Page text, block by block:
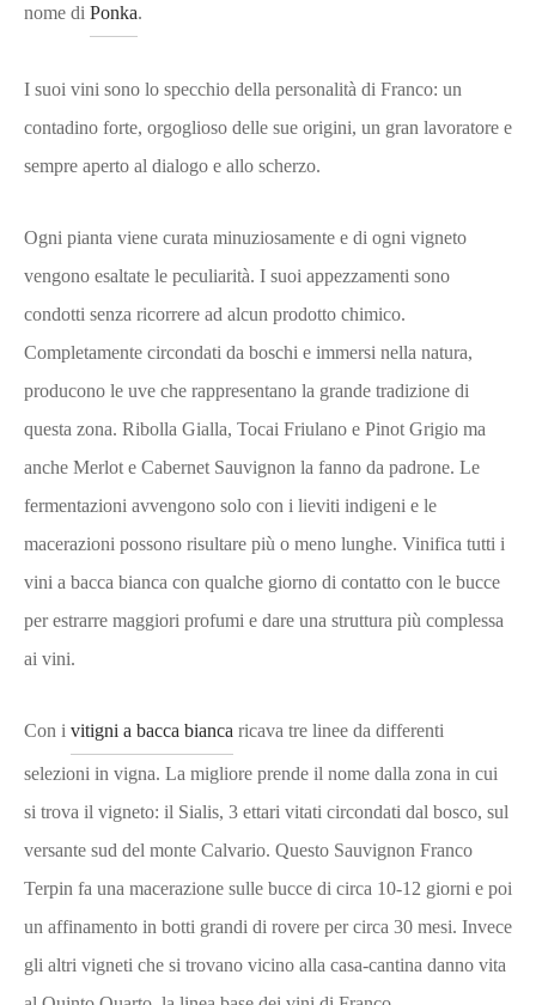
nome di Ponka.
I suoi vini sono lo specchio della personalità di Franco: un
contadino forte, orgoglioso delle sue origini, un gran lavoratore e
sempre aperto al dialogo e allo scherzo.
Ogni pianta viene curata minuziosamente e di ogni vigneto
vengono esaltate le peculiarità. I suoi appezzamenti sono
condotti senza ricorrere ad alcun prodotto chimico.
Completamente circondati da boschi e immersi nella natura,
producono le uve che rappresentano la grande tradizione di
questa zona. Ribolla Gialla, Tocai Friulano e Pinot Grigio ma
anche Merlot e Cabernet Sauvignon la fanno da padrone. Le
fermentazioni avvengono solo con i lieviti indigeni e le
macerazioni possono risultare più o meno lunghe. Vinifica tutti i
vini a bacca bianca con qualche giorno di contatto con le bucce
per estrarre maggiori profumi e dare una struttura più complessa
ai vini.
Con i vitigni a bacca bianca ricava tre linee da differenti
selezioni in vigna. La migliore prende il nome dalla zona in cui
si trova il vigneto: il Sialis, 3 ettari vitati circondati dal bosco, sul
versante sud del monte Calvario. Questo Sauvignon Franco
Terpin fa una macerazione sulle bucce di circa 10-12 giorni e poi
un affinamento in botti grandi di rovere per circa 30 mesi. Invece
gli altri vigneti che si trovano vicino alla casa-cantina danno vita